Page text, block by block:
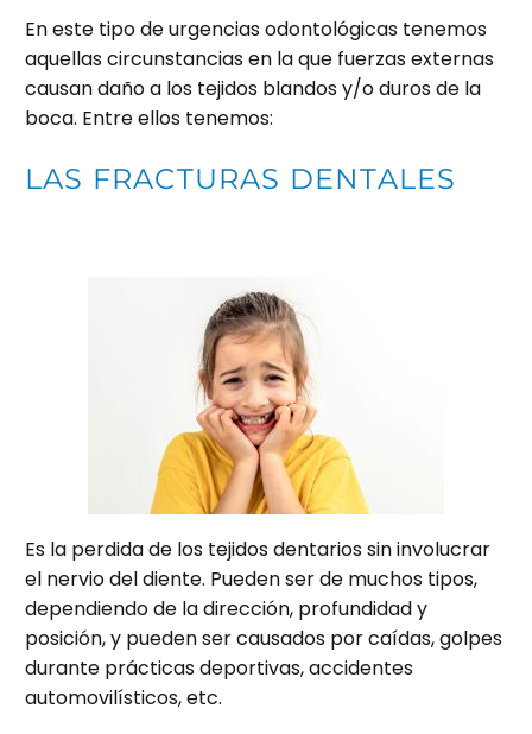
En este tipo de urgencias odontológicas tenemos
aquellas circunstancias en la que fuerzas externas
causan daño a los tejidos blandos y/o duros de la
boca. Entre ellos tenemos:
LAS FRACTURAS DENTALES
Es la perdida de los tejidos dentarios sin involucrar
el nervio del diente. Pueden ser de muchos tipos,
dependiendo de la dirección, profundidad y
posición, y pueden ser causados por caídas, golpes
durante prácticas deportivas, accidentes
automovilísticos, etc.